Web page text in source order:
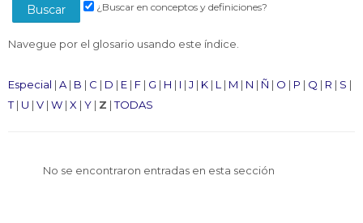
¿Buscar en conceptos y definiciones?
Navegue por el glosario usando este índice.
Especial | A | B | C | D | E | F | G | H | I | J | K | L | M | N | Ñ | O | P | Q | R | S |
T| U | V | W | X | Y | Z |TODAS
No se encontraron entradas en esta sección